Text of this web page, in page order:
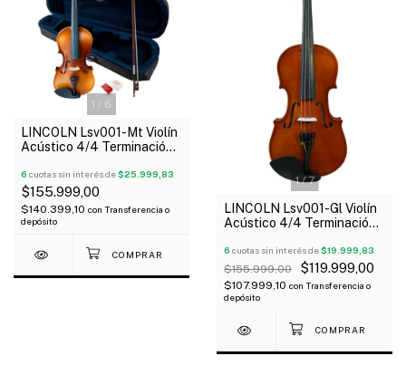
1 / 6
LINCOLN Lsv001-Mt Violín
Acústico 4/4 Terminación
6 cuotas sin interés de$25.999,83
$155.999,00
$140.399,10 con Transferencia o
depósito
1/7
LINCOLN Lsv001-Gl Violín
Acústico 4/4 Terminación
Resina Outlet
6 cuotas sin interés de$19.999,83
$155.999,00 $119.999,00
$107.999,10 con Transferencia o
depósito